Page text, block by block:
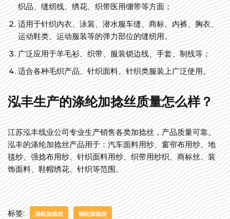
织品、缝纫线、绣花、织带医用绷带等方面；
适用于针织内衣、泳装、潜水服车缝、商标、内裤、胸衣、
运动鞋类、运动服装等的弹力部位的缝纫用。
广泛应用于羊毛衫、织带、服装锁边线、手套、制线等；
适合各种毛织产品、针织面料、针织类服装上广泛使用。
泓丰生产的涤纶加捻丝质量怎么样？
江苏泓丰线业公司专业生产销售各类加捻丝，产品质量可靠。
泓丰的涤纶加捻丝产品用于：汽车面料用纱、窗帘布用纱、地
毯纱、强捻布用纱、针织面料用纱、织带用纱织、商标丝、装
饰面料、鞋帽绣花、针织等范围。
标签: 涤纶加捻丝 锦纶加捻丝